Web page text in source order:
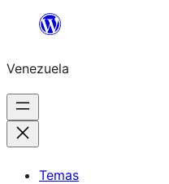
Saltar
contenido
Venezuela
Temas